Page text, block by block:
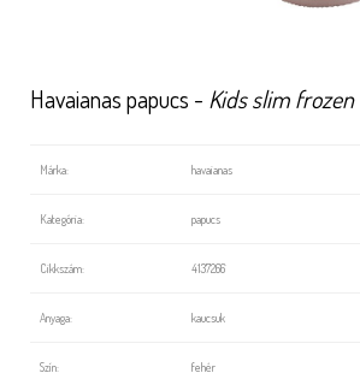
Havaianas papucs - Kids slim
Márka: havaianas
Kategória: papucs
Cikkszám: 4137266
Anyaga: kaucsuk
Szín: fehér